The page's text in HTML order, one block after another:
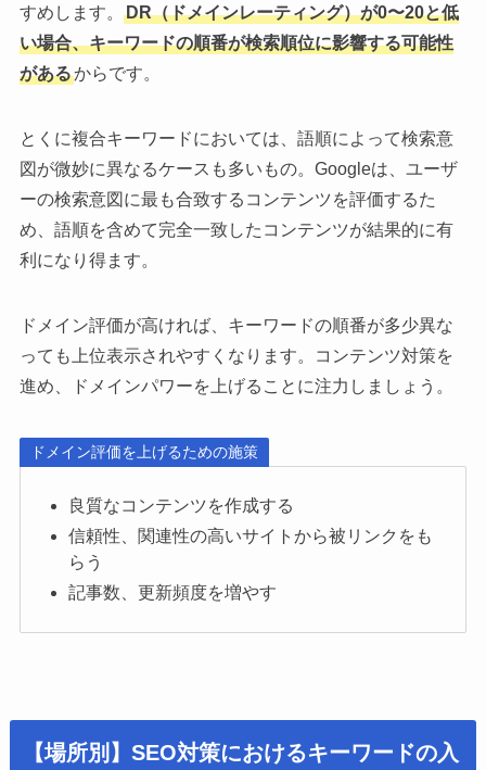
すめします。
DR（ドメインレーティング）が0〜20と低
い場合、キーワードの順番が検索順位に影響する可能性
があるからです。
とくに複合キーワードにおいては、語順によって検索意
図が微妙に異なるケースも多いもの。Googleは、ユーザ
ーの検索意図に最も合致するコンテンツを評価するた
め、語順を含めて完全一致したコンテンツが結果的に有
利になり得ます。
ドメイン評価が高ければ、キーワードの順番が多少異な
っても上位表示されやすくなります。コンテンツ対策を
進め、ドメインパワーを上げることに注力しましょう。
ドメイン評価を上げるための施策
良質なコンテンツを作成する
信頼性、関連性の高いサイトから被リンクをも
らう
記事数、更新頻度を増やす
【場所別】SEO対策におけるキーワードの入